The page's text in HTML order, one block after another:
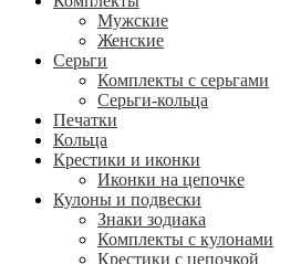
Мужские
Женские
Серьги
Комплекты с серьгами
Серьги-кольца
Печатки
Кольца
Крестики и иконки
Иконки на цепочке
Кулоны и подвески
Знаки зодиака
Комплекты с кулонами
Крестики с цепочкой